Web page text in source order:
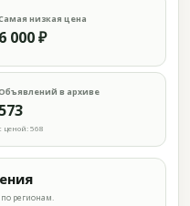
низкая цена
6 000 ₽
в архиве
573
ценой: 568
регионам.